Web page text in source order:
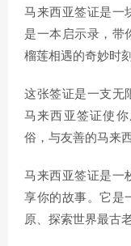
马来西亚签证是一
是一本启示录，带
榴莲相遇的奇妙时
这张签证是一支无
马来西亚签证使
俗，与友善的马来
马来西亚签证是一
享你的故事。它是
原、探索世界最古